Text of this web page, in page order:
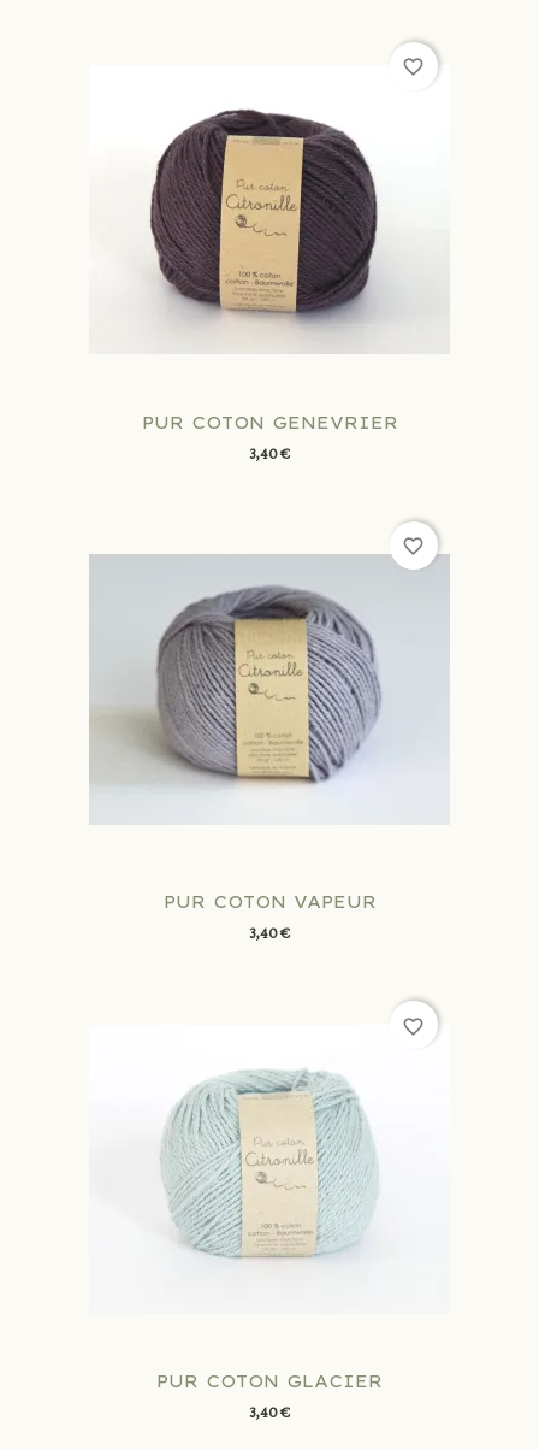
PUR COTON GENEVRIER
3,40 €
favorite_border
PUR COTON VAPEUR
3,40 €
favorite_border
PUR COTON GLACIER
3,40 €
favorite_border